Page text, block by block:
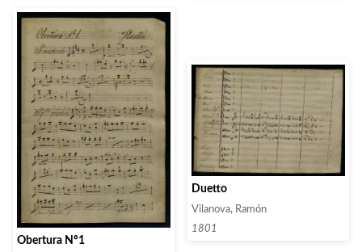
Psalmodia de Don Francº /
Mariner
Obertura Nº1
Duetto
Vilanova, Ramón
1801